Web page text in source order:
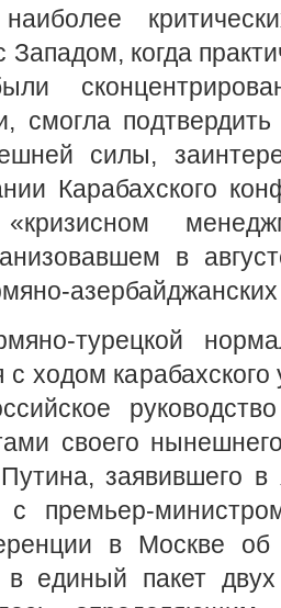
Западом, когда
смогла
силы,
Карабахского
в
турецкой
с ходом
своего
заявившего
с премьер-
в Москве об
в единый пакет